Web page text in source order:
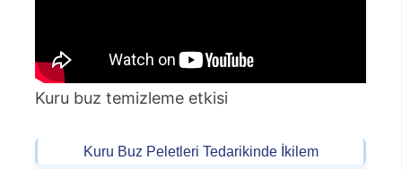
Kuru buz temizleme etkisi
Kuru Buz Peletleri Tedarikinde İkilem